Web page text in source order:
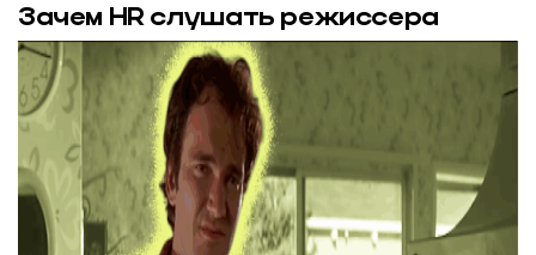
Зачем HR слушать режиссера